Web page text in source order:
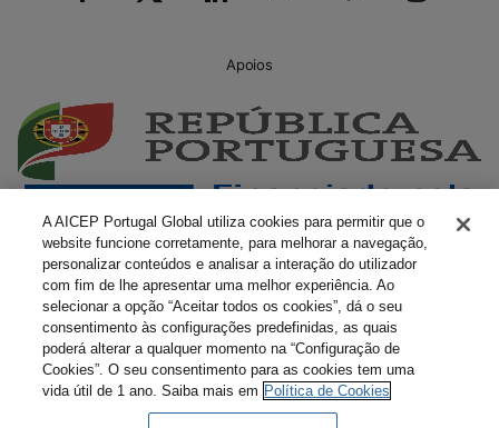
Apoios
A AICEP Portugal Global utiliza cookies para permitir que o
website funcione corretamente, para melhorar a navegação,
personalizar conteúdos e analisar a interação do utilizador
com fim de lhe apresentar uma melhor experiência. Ao
selecionar a opção “Aceitar todos os cookies”, dá o seu
consentimento às configurações predefinidas, as quais
poderá alterar a qualquer momento na “Configuração de
Cookies”. O seu consentimento para as cookies tem uma
vida útil de 1 ano. Saiba mais em Política de Cookies